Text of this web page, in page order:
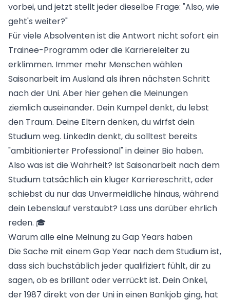
vorbei, und jetzt stellt jeder dieselbe Frage: "Also, wie
geht's weiter?"
Für viele Absolventen ist die Antwort nicht sofort ein
Trainee-Programm oder die Karriereleiter zu
erklimmen. Immer mehr Menschen wählen
Saisonarbeit im Auslandals ihren nächsten Schritt
nach der Uni. Aber hier gehen die Meinungen
ziemlich auseinander. Dein Kumpel denkt, du lebst
den Traum. Deine Eltern denken, du wirfst dein
Studium weg. LinkedIn denkt, du solltest bereits
"ambitionierter Professional" in deiner Bio haben.
Also was ist die Wahrheit? Ist Saisonarbeit nach dem
Studium tatsächlich ein kluger Karriereschritt, oder
schiebst du nur das Unvermeidliche hinaus, während
dein Lebenslauf verstaubt? Lass uns darüber ehrlich
reden. 🎓
Warum alle eine Meinung zu Gap Years haben
Die Sache mit einem Gap Year nach dem Studium ist,
dass sich buchstäblich jeder qualifiziert fühlt, dir zu
sagen, ob es brillant oder verrückt ist. Dein Onkel,
der 1987 direkt von der Uni in einen Bankjob ging, hat